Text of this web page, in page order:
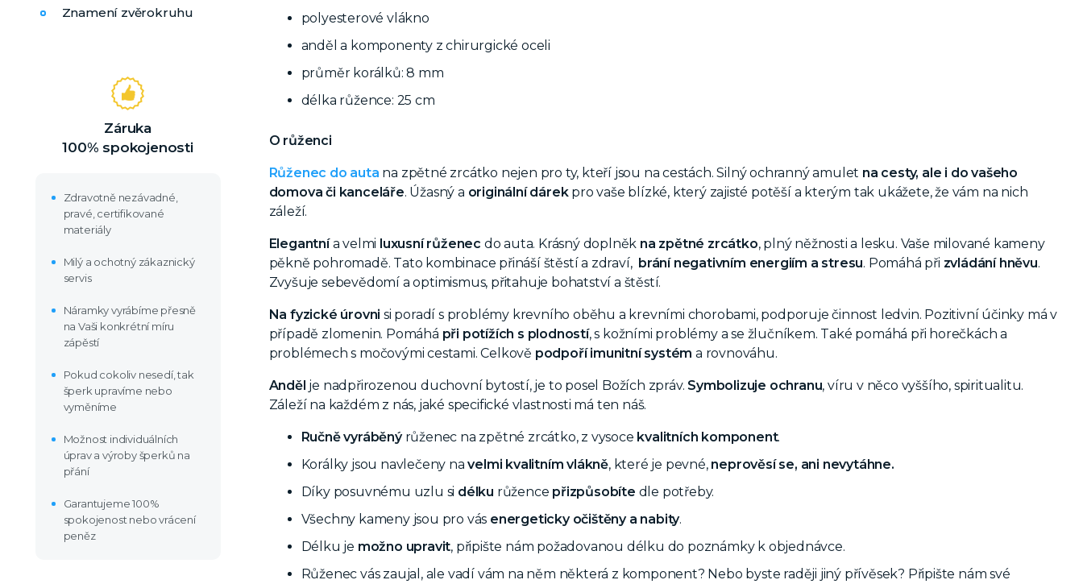
Znamení zvěrokruhu
Záruka
100% spokojenosti
Zdravotně nezávadné,
pravé, certifikované
materiály
Milý a ochotný zákaznický
servis
Náramky vyrábíme přesně
na Vaši konkrétní míru
zápěstí
Pokud cokoliv nesedí, tak
šperk upravíme nebo
vyměníme
Možnost individuálních
úprav a výroby šperků na
přání
Garantujeme 100%
spokojenost nebo vrácení
peněz
polyesterové vlákno
anděl a komponenty z chirurgické oceli
průměr korálků: 8 mm
délka růžence: 25 cm
O růženci
Růženec do auta na zpětné zrcátko nejen pro ty, kteří jsou na cestách. Silný ochranný amulet na cesty, ale i do vašeho
domova či kanceláře. Úžasný a originální dárekpro vaše blízké, který zajisté potěší a kterým tak ukážete, že vám na nich
záleží.
Elegantnía velmi luxusní růženec do auta. Krásný doplněk na zpětné zrcátko, plný něžnosti a lesku. Vaše milované kameny
pěkně pohromadě. Tato kombinace přináší štěstí a zdraví, brání negativním energiím a stresu. Pomáhá při zvládání hněvu.
Zvyšuje sebevědomí a optimismus, přitahuje bohatství a štěstí.
Na fyzické úrovnisi poradí s problémy krevního oběhu a krevními chorobami, podporuje činnost ledvin. Pozitivní účinky má v
případě zlomenin. Pomáhá při potížích s plodností, s kožními problémy a se žlučníkem. Také pomáhá při horečkách a
problémech s močovými cestami. Celkově podpoří imunitní systém a rovnováhu.
Anděl je nadpřirozenou duchovní bytostí, je to posel Božích zpráv. Symbolizuje ochranu, víru v něco vyššího, spiritualitu.
Záleží na každém z nás, jaké specifické vlastnosti má ten náš.
Ručně vyráběný růženec na zpětné zrcátko, z vysoce kvalitních komponent.
Korálky jsou navlečeny navelmi kvalitním vlákně, které je pevné, neprověsí se, ani nevytáhne.
Díky posuvnému uzlu si délku růžence přizpůsobíte dle potřeby.
Všechny kameny jsou pro vás energeticky očištěny a nabity.
Délku je možno upravit, připište nám požadovanou délku do poznámky k objednávce.
Růženec vás zaujal, ale vadí vám na něm některá z komponent? Nebo byste raději jiný přívěsek? Připište nám své